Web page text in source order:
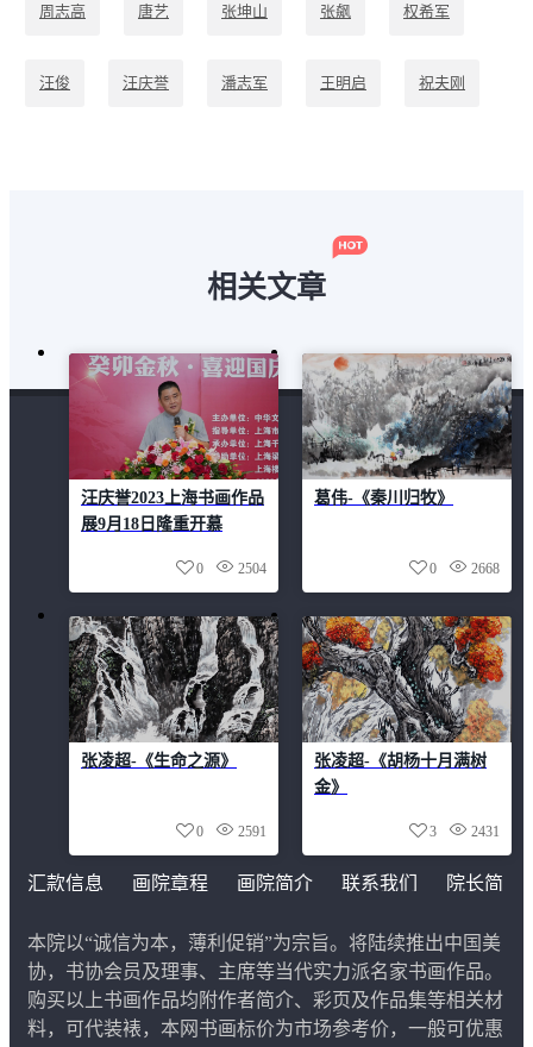
周志高 唐艺 张坤山 张飙 权希军
汪俊 汪庆誉 潘志军 王明启 祝夫刚
相关文章
汪庆誉2023上海书画作品
展9月18日隆重开慕
2504
0
葛伟-《秦川归牧》
2668
0
张凌超-《生命之源》
2591
0
张凌超-《胡杨十月满树
金》
2431
3
汇款信息 画院章程 画院简介 联系我们
院长简
本院以“诚信为本，薄利促销”为宗旨。将陆续推出中国美
协，书协会员及理事、主席等当代实力派名家书画作品。
购买以上书画作品均附作者简介、彩页及作品集等相关材
料，可代装裱，本网书画标价为市场参考价，一般可优惠